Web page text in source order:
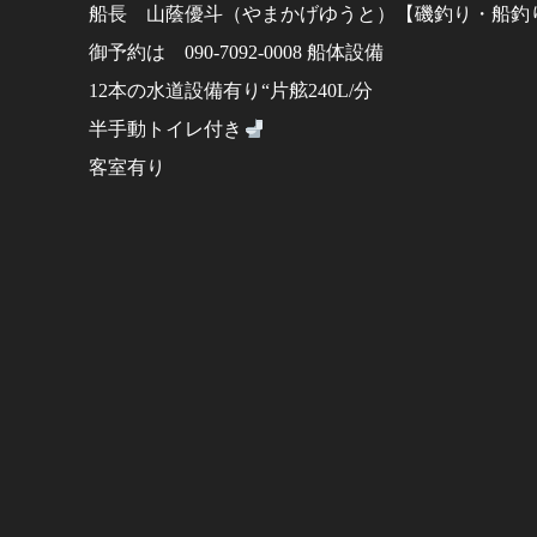
船長 山蔭優斗（やまかげゆうと）【磯釣り・船釣
御予約は 090-7092-0008 船体設備
12本の水道設備有り“片舷240L/分
半手動トイレ付き
客室有り